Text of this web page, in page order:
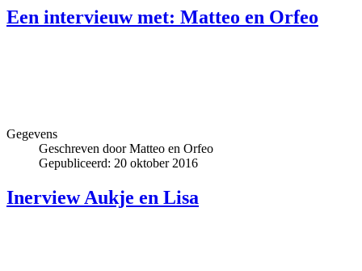
Een intervieuw met: Matteo en Orfeo
Gegevens
Geschreven doorMatteo en Orfeo
Gepubliceerd: 20 oktober 2016
Inerview Aukje en Lisa